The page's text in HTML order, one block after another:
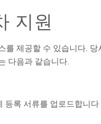
지원
를 제공할 수 있습니다. 당
다음과 같습니다.
등록 서류를 업로드합니다